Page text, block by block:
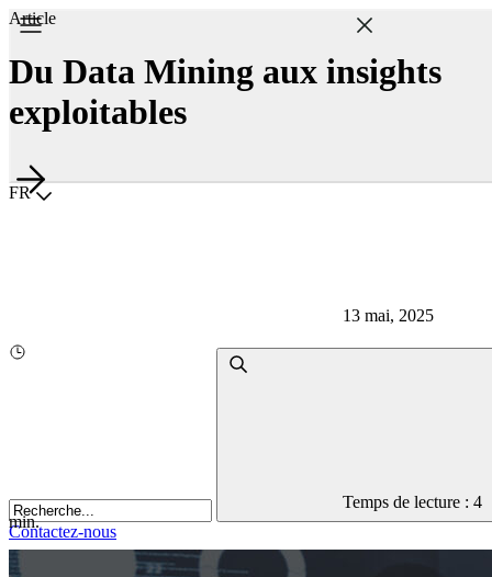
Choisir la langue
FR
Contactez-nous
Article
Du Data Mining aux insights
exploitables
13 mai, 2025
Temps de lecture : 4
min.